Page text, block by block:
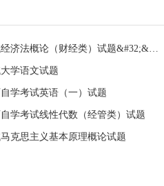
全国2024年4月自学考试经济法概论（财经类）试题&#32;&#32;
学语文试题
学考试英语（一）试题
学考试线性代数（经管类）试题
克思主义基本原理概论试题